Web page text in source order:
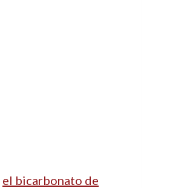
el bicarbonato de